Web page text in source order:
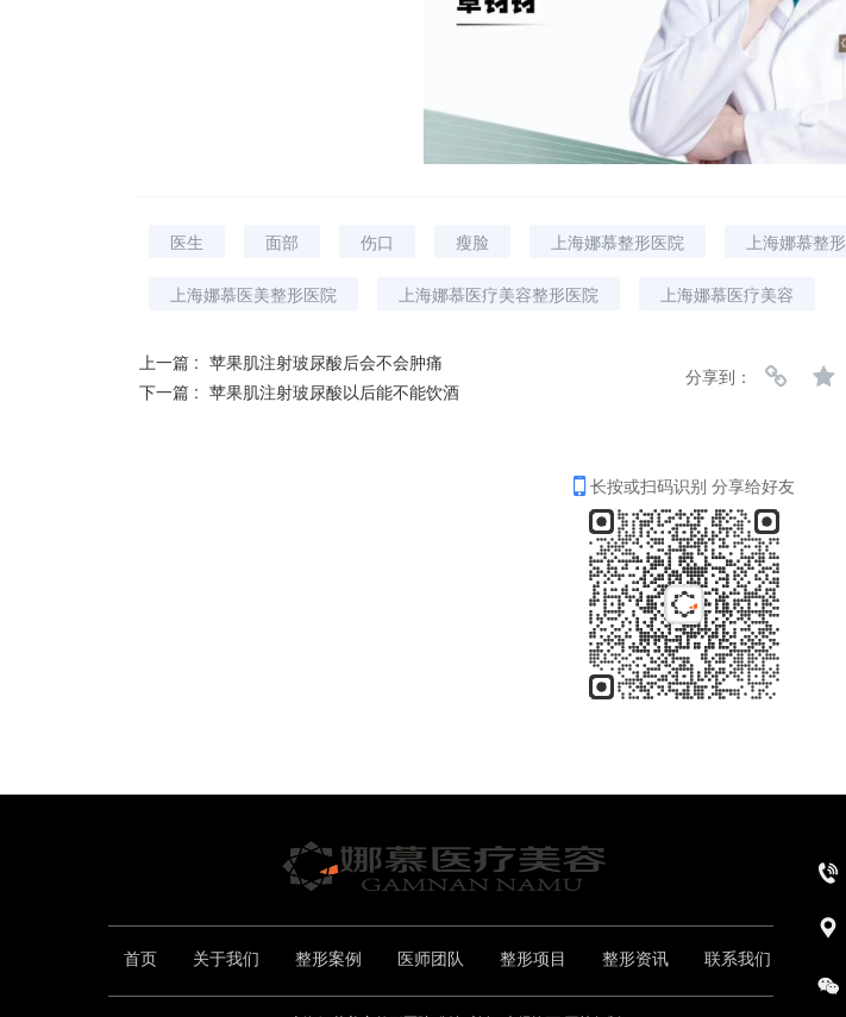
医生 面部 伤口 瘦脸 上海娜慕整形医院 上海娜慕整形
上海娜慕医美整形医院 上海娜慕医疗美容整形医院 上海娜慕医疗美容
上一篇 : 苹果肌注射玻尿酸后会不会肿痛
下一篇 : 苹果肌注射玻尿酸以后能不能饮酒
分享到：
长按或扫码识别 分享给好友
首页 关于我们 整形案例 医师团队 整形项目 整形资讯 联系我们